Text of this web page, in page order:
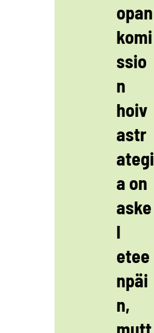
opan
komi
ssio
n
hoiv
astr
ategi
a on
aske
l
etee
npäi
n,
mutt